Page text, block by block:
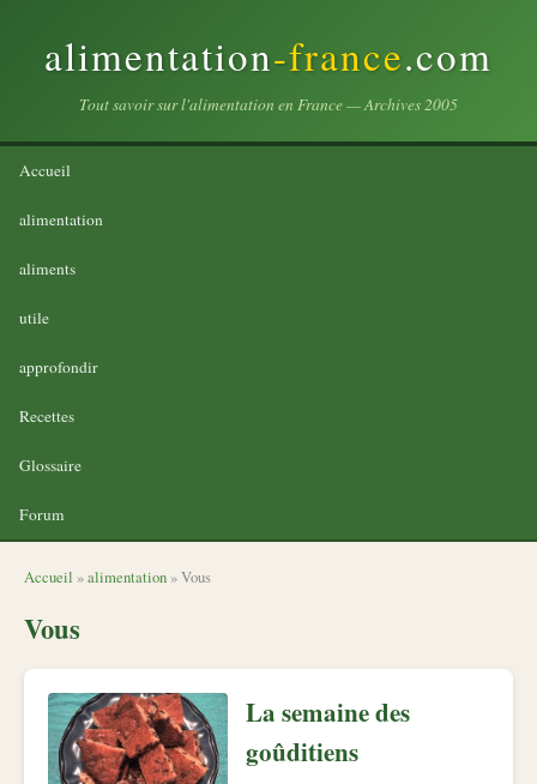
alimentation-france.com
Tout savoir sur l'alimentation en France — Archives 2005
Accueil
alimentation
aliments
utile
approfondir
Recettes
Glossaire
Forum
Accueil »alimentation » Vous
Vous
La semaine des
goûditiens